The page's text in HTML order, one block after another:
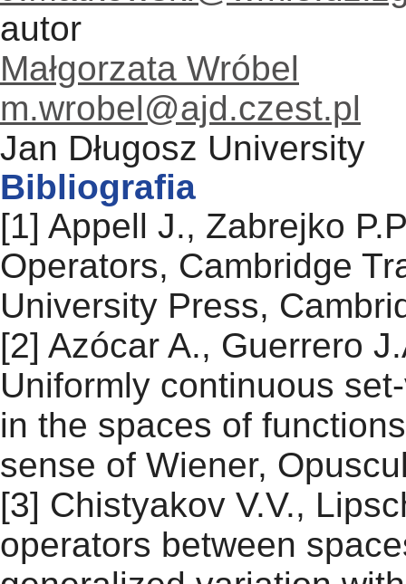
autor
Małgorzata Wróbel
m.wrobel@ajd.czest.pl
Jan Długosz University
Bibliografia
[1] Appell J., Zabrejko
Operators, Cambridge
University Press,
[2] Azócar A., Guerrero
Uniformly continuous
in the spaces of
sense of Wiener,
[3] Chistyakov V.V.,
operators between